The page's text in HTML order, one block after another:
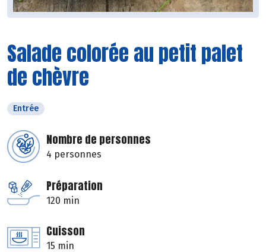
Salade colorée au petit palet
de chèvre
Entrée
Nombre de personnes
4 personnes
Préparation
120 min
Cuisson
15 min